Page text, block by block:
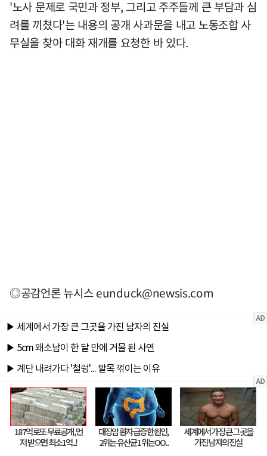
'노사 문제로 국민과 정부, 그리고 주주들께 큰 부담과 심
려를 끼쳤다'는 내용의 공개 사과문을 내고 노동조합 사
무실을 찾아 대화 재개를 요청한 바 있다.
◎공감언론 뉴시스eunduck@newsis.com